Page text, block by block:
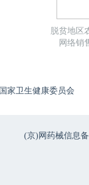
脱贫地区
网络销
国家卫生健康委员会
(京)网药械信息备